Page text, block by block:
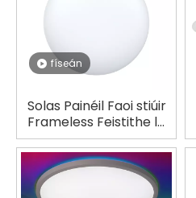
físeán
Solas Painéil Faoi stiúir
Frameless Feistithe le
Dromchla